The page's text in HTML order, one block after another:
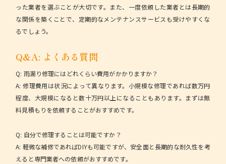
った業者を選ぶことが大切です。また、一度依頼した業者とは長期的
な関係を築くことで、定期的なメンテナンスサービスも受けやすくな
るでしょう。
Q&A: よくある質問
Q: 雨漏り修理にはどれくらい費用がかかりますか？
A: 修理費用は状況によって異なります。小規模な修理であれば数万円
程度、大規模になると数十万円以上になることもあります。まずは無
料見積もりを依頼することがおすすめです。
Q: 自分で修理することは可能ですか？
A: 軽微な補修であればDIYも可能ですが、安全面と長期的な耐久性を考
えると専門業者への依頼がおすすめです。